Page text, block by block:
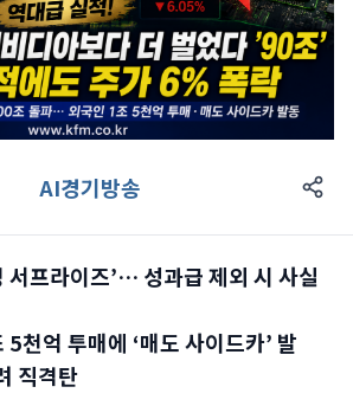
AI경기방송
서프라이즈’… 성과급 제외 시 사실
천억 투매에 ‘매도 사이드카’ 발
직격탄